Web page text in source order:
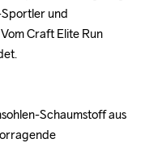
Sportler und
Craft Elite Run
Schaumstoff aus
Sportler und
Craft Elite Run
Schaumstoff aus